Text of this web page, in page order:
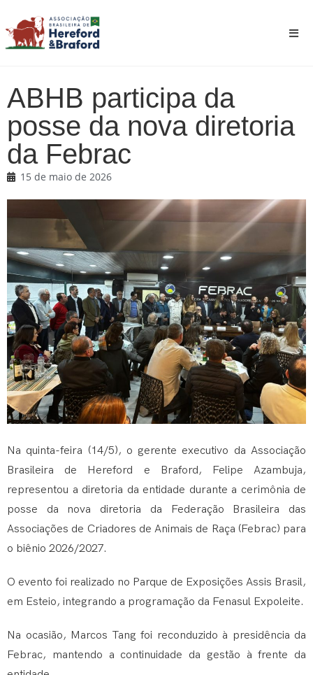
ABHB participa da
posse da nova diretoria
da Febrac
15 de maio de 2026
Na quinta-feira (14/5), o gerente executivo da Associação
Brasileira de Hereford e Braford, Felipe Azambuja,
representou a diretoria da entidade durante a cerimônia de
posse da nova diretoria da Federação Brasileira das
Associações de Criadores de Animais de Raça (Febrac) para
o biênio 2026/2027.
O evento foi realizado no Parque de Exposições Assis Brasil,
em Esteio, integrando a programação da Fenasul Expoleite.
Na ocasião, Marcos Tang foi reconduzido à presidência da
Febrac, mantendo a continuidade da gestão à frente da